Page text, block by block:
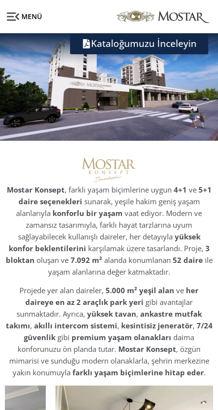
MENÜ
Kataloğumuzu İnceleyin
Mostar Konsept, farklı yaşam biçimlerine uygun 4+1 ve 5+1
daire seçenekleri sunarak, yeşile hakim geniş yaşam
alanlarıyla konforlu bir yaşam vaat ediyor. Modern ve
zamansız tasarımıyla, farklı hayat tarzlarına uyum
sağlayabilecek kullanışlı daireler, her detayıyla yüksek
konfor beklentilerini karşılamak üzere tasarlandı. Proje, 3
bloktan oluşan ve 7.092 m²alanda konumlanan 52 daireile
yaşam alanlarına değer katmaktadır.
Projede yer alan daireler, 5.000 m² yeşil alan ve her
daireye en az 2 araçlık park yeri gibi avantajlar
sunmaktadır. Ayrıca, yüksek tavan, ankastre mutfak
takımı, akıllı intercom sistemi, kesintisiz jeneratör, 7/24
güvenlik gibi premium yaşam olanakları daima
konforunuzu ön planda tutar. Mostar Konsept, özgün
mimarisi ve sunduğu modern olanaklarla, şehrin merkezine
yakın konumuyla farklı yaşam biçimlerine hitap eder.